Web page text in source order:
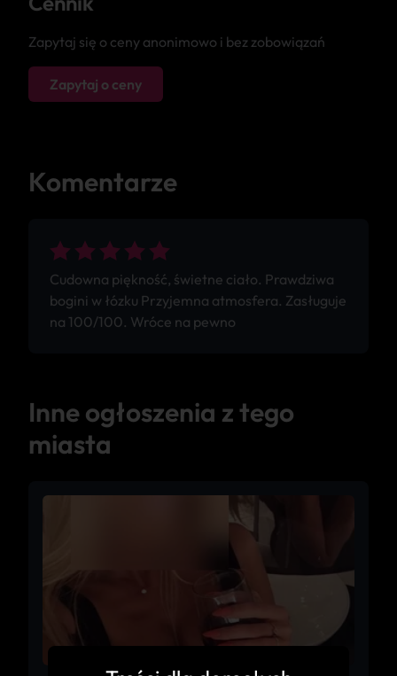
Zapytaj się o ceny anonimowo i bez zobowiązań
Zapytaj o ceny
Komentarze
Cudowna piękność, świetne ciało. Prawdziwa
bogini w łózku Przyjemna atmosfera. Zasługuje
na 100/100. Wróce na pewno
Inne ogłoszenia z tego
miasta